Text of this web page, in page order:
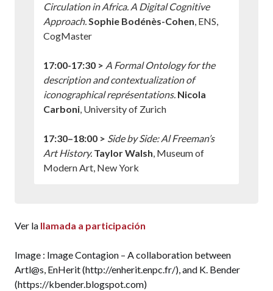
Circulation in Africa. A Digital Cognitive
Approach.Sophie Bodénès-Cohen, ENS,
CogMaster
17:00-17:30 > A Formal Ontology for the
description and contextualization of
iconographical représentations. Nicola
Carboni, University of Zurich
17:30–18:00 > Side by Side: Al Freeman’s
Art History. Taylor Walsh, Museum of
Modern Art, New York
10:00–11:00 > Conferencia marco:
polytechnique fédérale de Lausanne
Respuesta: Looking for Patterns in Big
Ver la llamada a participación
Image : Image Contagion – A collaboration between
Artl@s, EnHerit (http://enherit.enpc.fr/), and K. Bender
(https://kbender.blogspot.com)